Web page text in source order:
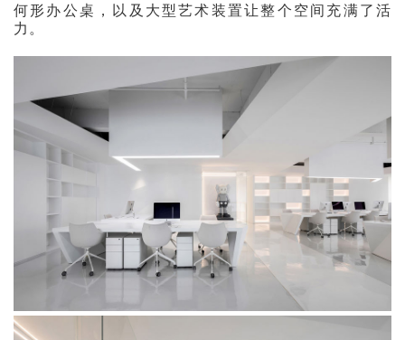
何形办公桌，以及大型艺术装置让整个空间充满了活
力。